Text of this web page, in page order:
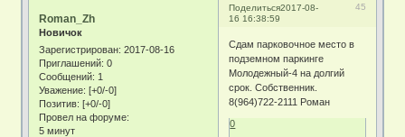
Поделиться 45
2017-08-
16 16:38:59
Roman_Zh
Новичок
Зарегистрирован: 2017-08-16
Приглашений: 0
Сообщений: 1
Уважение: [+0/-0]
Позитив: [+0/-0]
Провел на форуме:
5 минут
Сдам парковочное место в
подземном паркинге
Молодежный-4 на долгий
срок. Собственник.
8(964)722-2111 Роман
0